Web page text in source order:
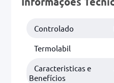
Controlado
Termolabil
Caracteristicas e
Benefícios